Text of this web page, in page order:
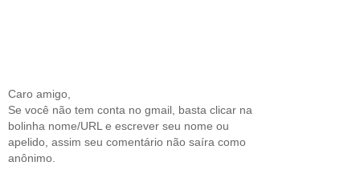
Caro amigo,
Se você não tem conta no gmail, basta clicar na
bolinha nome/URL e escrever seu nome ou
apelido, assim seu comentário não saíra como
anônimo.